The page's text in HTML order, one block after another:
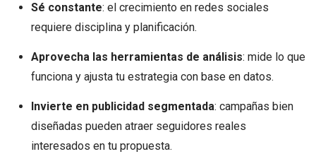
Sé constante: el crecimiento en redes sociales
requiere disciplina y planificación.
Aprovecha las herramientas de análisis: mide lo que
funciona y ajusta tu estrategia con base en datos.
Invierte en publicidad segmentada: campañas bien
diseñadas pueden atraer seguidores reales
interesados en tu propuesta.